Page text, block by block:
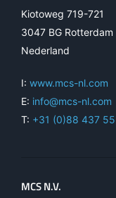
Kiotoweg 719-721
3047 BG Rotterdam
Nederland
I: www.mcs-nl.com
E: info@mcs-nl.com
T: +31 (0)88 437
MCS N.V.